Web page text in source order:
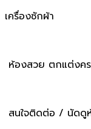
เครื่องซักผ้า
ห้องสวย ตกแต่งค
สนใจติดต่อ / นัดดู